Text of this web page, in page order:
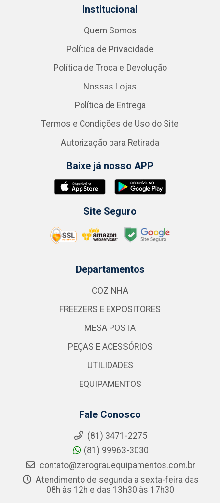
Institucional
Quem Somos
Política de Privacidade
Política de Troca e Devolução
Nossas Lojas
Política de Entrega
Termos e Condições de Uso do Site
Autorização para Retirada
Baixe já nosso APP
Site Seguro
Departamentos
COZINHA
FREEZERS E EXPOSITORES
MESA POSTA
PEÇAS E ACESSÓRIOS
UTILIDADES
EQUIPAMENTOS
Fale Conosco
(81) 3471-2275
(81) 99963-3030
contato@zerograuequipamentos.com.br
Atendimento de segunda a sexta-feira das
08h às 12h e das 13h30 às 17h30